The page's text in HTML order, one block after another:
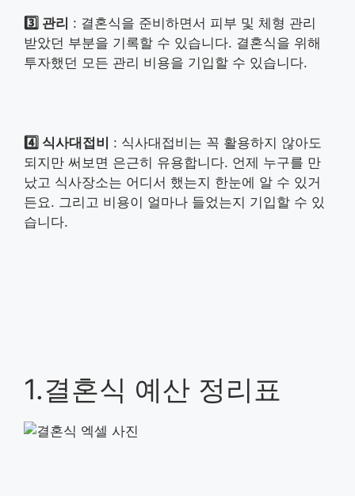
3️⃣ 관리 : 결혼식을 준비하면서 피부 및 체형 관리
받았던 부분을 기록할 수 있습니다. 결혼식을 위해
투자했던 모든 관리 비용을 기입할 수 있습니다.
4️⃣ 식사대접비
: 식사대접비는 꼭 활용하지 않아도
되지만 써보면 은근히 유용합니다. 언제 누구를 만
났고 식사장소는 어디서 했는지 한눈에 알 수 있거
든요. 그리고 비용이 얼마나 들었는지 기입할 수 있
습니다.
1.결혼식 예산 정리표